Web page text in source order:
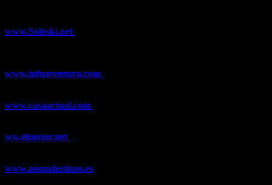
www.Soloski.net
www.infoaventura.com
www.casaactual.com
ww.elmotor.net
www.zoomdestinos.es